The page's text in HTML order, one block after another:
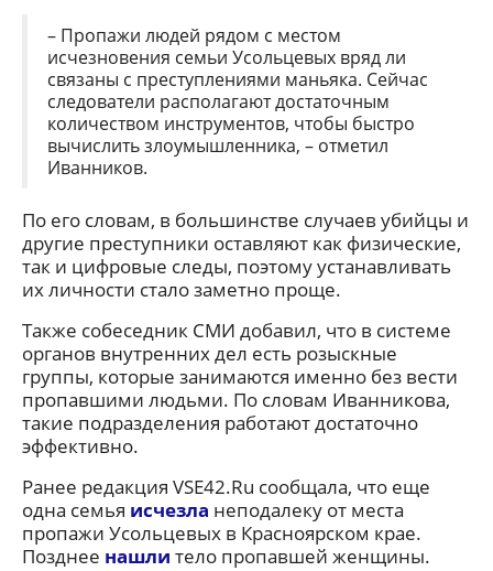
– Пропажи людей рядом с местом
исчезновения семьи Усольцевых вряд ли
связаны с преступлениями маньяка. Сейчас
следователи располагают достаточным
количеством инструментов, чтобы быстро
вычислить злоумышленника, – отметил
Иванников.
По его словам, в большинстве случаев убийцы и
другие преступники оставляют как физические,
так и цифровые следы, поэтому устанавливать
их личности стало заметно проще.
Также собеседник СМИ добавил, что в системе
органов внутренних дел есть розыскные
группы, которые занимаются именно без вести
пропавшими людьми. По словам Иванникова,
такие подразделения работают достаточно
эффективно.
Ранее редакция VSE42.Ru сообщала, что еще
одна семья исчезла неподалеку от места
пропажи Усольцевых в Красноярском крае.
Позднее нашли тело пропавшей женщины.